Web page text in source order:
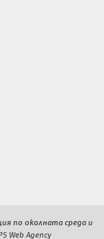
по околната среда и
Web Agency